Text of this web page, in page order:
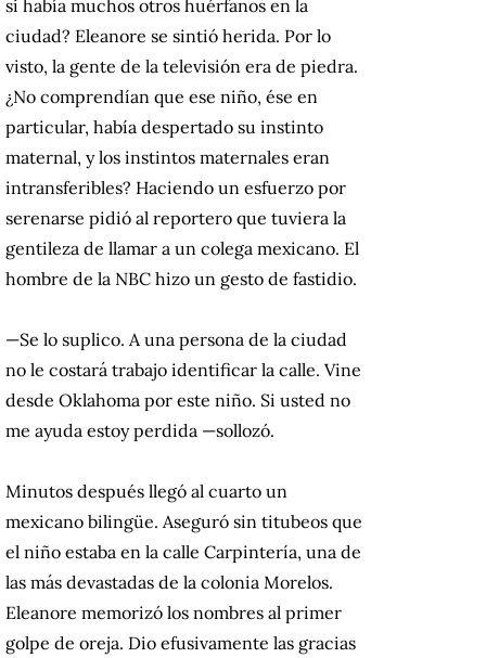
si había muchos otros huérfanos en la
ciudad? Eleanore se sintió herida. Por lo
visto, la gente de la televisión era de piedra.
¿No comprendían que ese niño, ése en
particular, había despertado su instinto
maternal, y los instintos maternales eran
intransferibles? Haciendo un esfuerzo por
serenarse pidió al reportero que tuviera la
gentileza de llamar a un colega mexicano. El
hombre de la NBC hizo un gesto de fastidio.
—Se lo suplico. A una persona de la ciudad
no le costará trabajo identificar la calle. Vine
desde Oklahoma por este niño. Si usted no
me ayuda estoy perdida —sollozó.
Minutos después llegó al cuarto un
mexicano bilingüe. Aseguró sin titubeos que
el niño estaba en la calle Carpintería, una de
las más devastadas de la colonia Morelos.
Eleanore memorizó los nombres al primer
golpe de oreja. Dio efusivamente las gracias